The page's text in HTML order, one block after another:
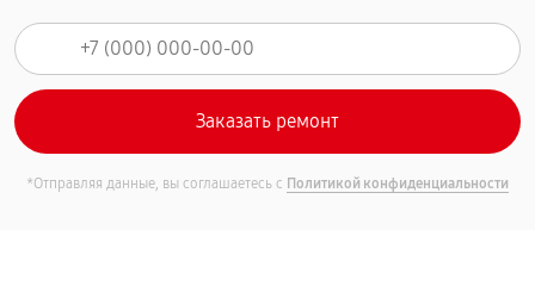
*Отправляя данные, вы соглашаетесь с Политикой конфиденциальности